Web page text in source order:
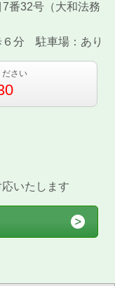
番32号（大和法務
６分 駐車場：あり
ださい
いたします